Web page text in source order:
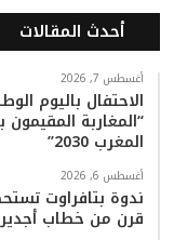
س
ب
و
ك
ي
ت
ر
أحدث المقالات
أغسطس 7, 2026
الاحتفال باليوم
“المغاربة
المغرب 2030”
أغسطس 6, 2026
ندوة بتافراوت
قرن من خطاب أجدير